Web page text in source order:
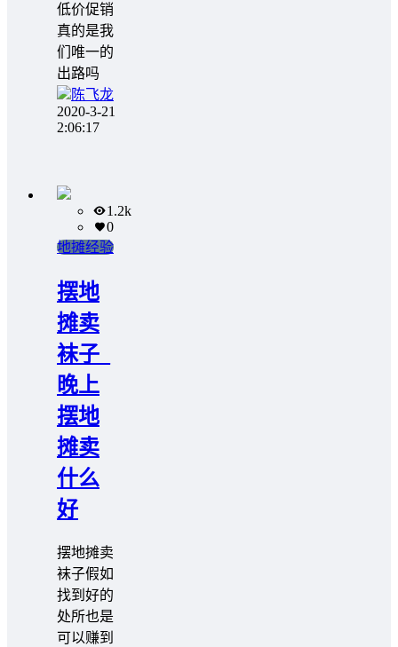
低价促销
真的是我
们唯一的
出路吗
陈飞龙
2020-3-21
2:06:17
1.2k
0
地摊经验
摆地
摊卖
袜子_
晚上
摆地
摊卖
什么
好
摆地摊卖
袜子假如
找到好的
处所也是
可以赚到